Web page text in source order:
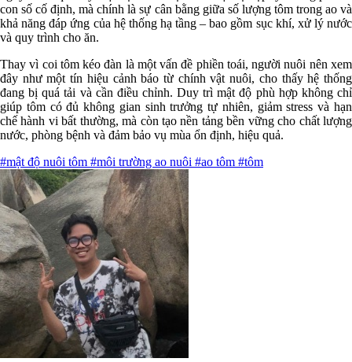
con số cố định, mà chính là sự cân bằng giữa số lượng tôm trong ao và
khả năng đáp ứng của hệ thống hạ tầng – bao gồm sục khí, xử lý nước
và quy trình cho ăn.
Thay vì coi tôm kéo đàn là một vấn đề phiền toái, người nuôi nên xem
đây như một tín hiệu cảnh báo từ chính vật nuôi, cho thấy hệ thống
đang bị quá tải và cần điều chỉnh. Duy trì mật độ phù hợp không chỉ
giúp tôm có đủ không gian sinh trưởng tự nhiên, giảm stress và hạn
chế hành vi bất thường, mà còn tạo nền tảng bền vững cho chất lượng
nước, phòng bệnh và đảm bảo vụ mùa ổn định, hiệu quả.
#mật độ nuôi tôm #môi trường ao nuôi #ao tôm #tôm